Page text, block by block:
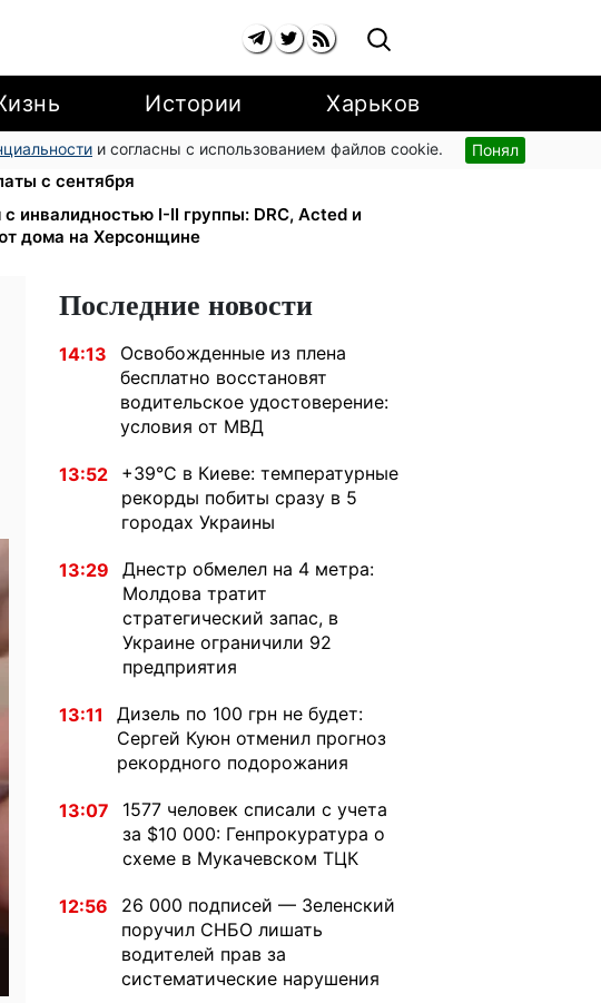
Истории Харьков
и согласны с использованием файлов cookie. Понял
+20%, стипендии ×2: правительство
с сентября
инвалидностью I-II группы: DRC, Acted и
дома на Херсонщине
Последние новости
14:13
Освобожденные из плена
бесплатно восстановят
водительское удостоверение:
условия от МВД
13:52
+39°C в Киеве: температурные
рекорды побиты сразу в 5
городах Украины
13:29
Днестр обмелел на 4 метра:
Молдова тратит
стратегический запас, в
Украине ограничили 92
предприятия
13:11
Дизель по 100 грн не будет:
Сергей Куюн отменил прогноз
рекордного подорожания
13:07
1577 человек списали с учета
за $10 000: Генпрокуратура о
схеме в Мукачевском ТЦК
12:56
26 000 подписей — Зеленский
поручил СНБО лишать
водителей прав за
систематические нарушения